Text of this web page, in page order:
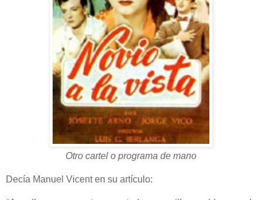
Otro cartel o programa de mano
Decía Manuel Vicent en su artículo: